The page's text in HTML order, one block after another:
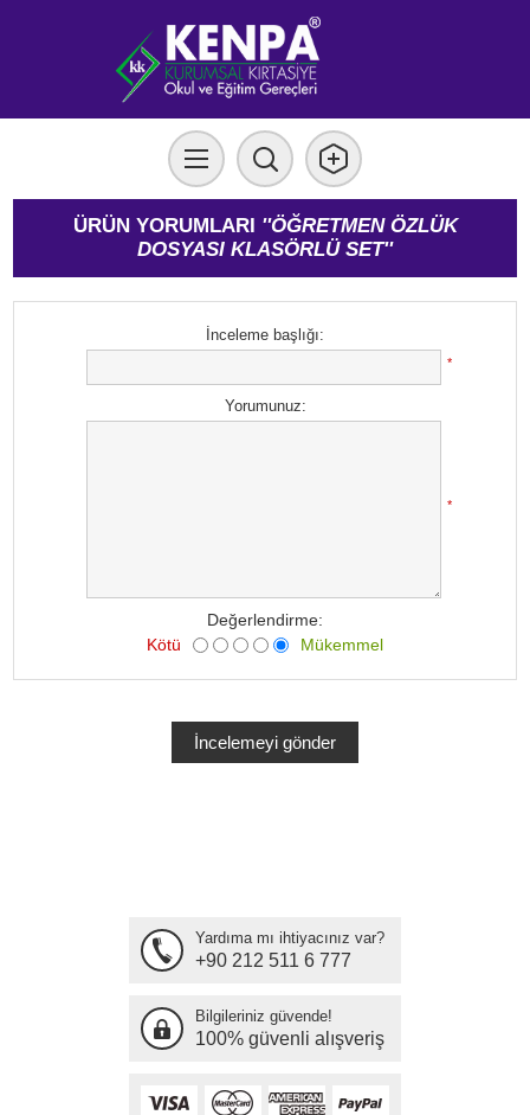
ÜRÜN YORUMLARI
ÖĞRETMEN ÖZLÜK
DOSYASI KLASÖRLÜ SET
İnceleme başlığı:
*
Yorumunuz:
*
Değerlendirme:
Kötü
Mükemmel
Yardıma mı ihtiyacınız var?
+90 212 511 6 777
Bilgileriniz güvende!
100% güvenli alışveriş